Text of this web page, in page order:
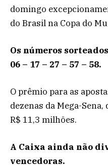
domingo
do Brasil na Copa do
Os números
06 – 17 – 27 – 57 – 58.
O prêmio para as
dezenas da Mega-
R$ 11,3 milhões.
A Caixa ainda não
vencedoras.